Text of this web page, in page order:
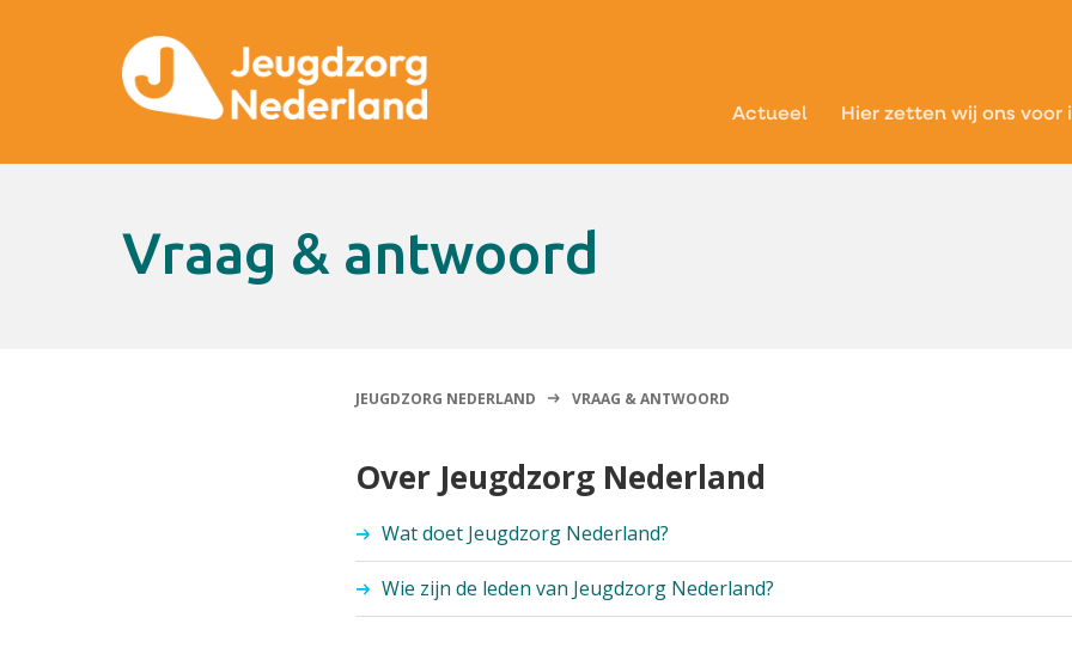
Actueel Hier zetten wij ons voor
Vraag & antwoord
JEUGDZORG NEDERLAND VRAAG & ANTWOORD
Over Jeugdzorg Nederland
Wat doet Jeugdzorg Nederland?
Wie zijn de leden van Jeugdzorg Nederland?